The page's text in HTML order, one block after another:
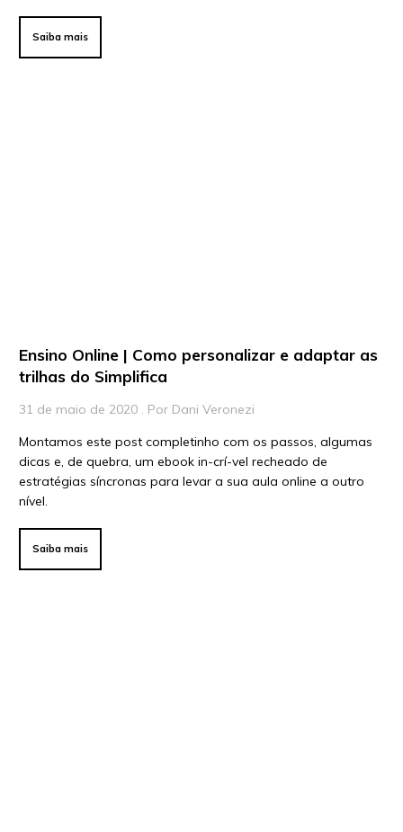
Saiba mais
Ensino Online | Como personalizar e adaptar as
trilhas do Simplifica
31 de maio de 2020 . Por Dani Veronezi
Montamos este post completinho com os passos, algumas
dicas e, de quebra, um ebook in-crí-vel recheado de
estratégias síncronas para levar a sua aula online a outro
nível.
Saiba mais